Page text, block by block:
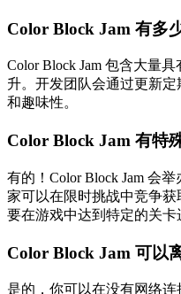
Color Block Jam 有多
Color Block Jam 包含大量
升。开发团队会通过更新
和趣味性。
Color Block Jam 有特
有的！Color Block Jam 会
家可以在限时挑战中竞争
要在游戏中达到特定的关卡
Color Block Jam 可以
是的，你可以在没有网络连